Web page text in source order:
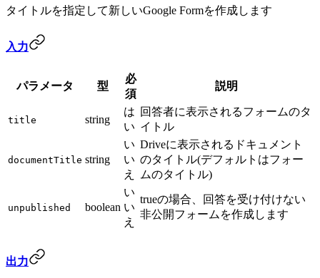
タイトルを指定して新しいGoogle Formを作成します
入力
パラメータ 型
必
須
説明
title string
は
い
回答者に表示されるフォームのタ
イトル
documentTitle string
い
い
え
Driveに表示されるドキュメント
のタイトル(デフォルトはフォー
ムのタイトル)
unpublished boolean
い
い
え
trueの場合、回答を受け付けない
非公開フォームを作成します
出力